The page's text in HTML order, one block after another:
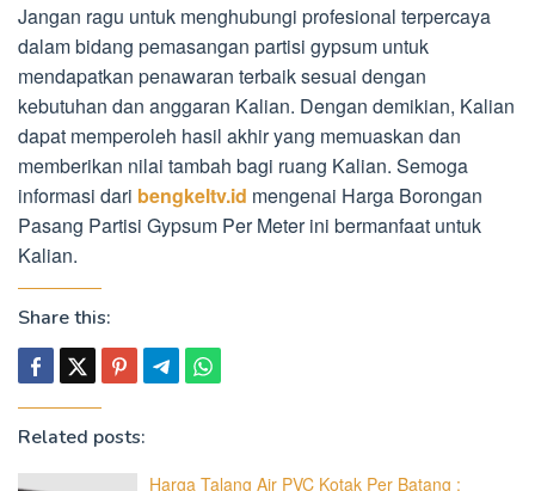
Jangan ragu untuk menghubungi profesional terpercaya
dalam bidang pemasangan partisi gypsum untuk
mendapatkan penawaran terbaik sesuai dengan
kebutuhan dan anggaran Kalian. Dengan demikian, Kalian
dapat memperoleh hasil akhir yang memuaskan dan
memberikan nilai tambah bagi ruang Kalian. Semoga
informasi dari bengkeltv.id mengenai Harga Borongan
Pasang Partisi Gypsum Per Meter ini bermanfaat untuk
Kalian.
Share this:
Related posts:
Harga Talang Air PVC Kotak Per Batang :